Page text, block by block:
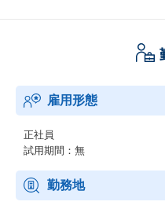
雇用形態
正社員
試用期間：無
勤務地